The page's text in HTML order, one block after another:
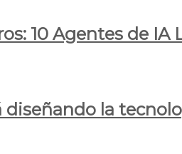
10 Agentes de
diseñando la